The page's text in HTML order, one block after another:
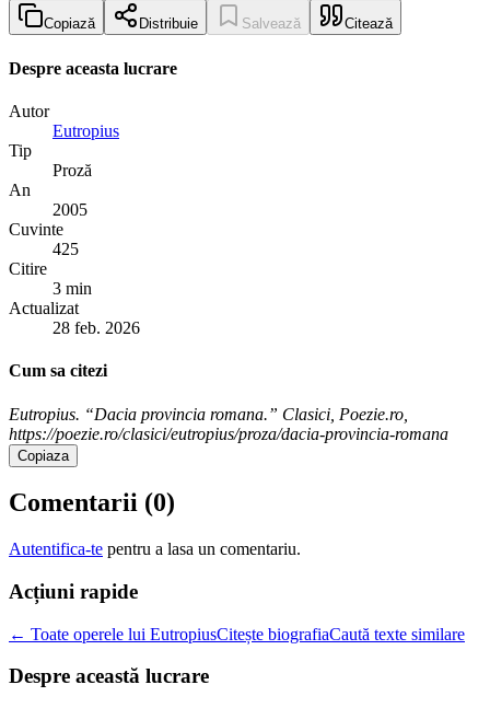
Copiază Distribuie Salvează Citează
Despre aceasta lucrare
Autor
Eutropius
Tip
Proză
An
2005
Cuvinte
425
Citire
3 min
Actualizat
28 feb. 2026
Cum sa citezi
Eutropius. “Dacia provincia romana.” Clasici, Poezie.ro,
https://poezie.ro/clasici/eutropius/proza/dacia-provincia-romana
Copiaza
Comentarii (0)
Autentifica-te pentru a lasa un comentariu.
Acțiuni rapide
← Toate operele lui EutropiusCitește biografiaCaută texte similare
Despre această lucrare